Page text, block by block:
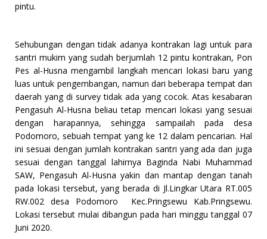
pintu.
Sehubungan dengan tidak adanya kontrakan lagi untuk para
santri mukim yang sudah berjumlah 12 pintu kontrakan, Pon
Pes al-Husna mengambil langkah mencari lokasi baru yang
luas untuk pengembangan, namun dari beberapa tempat dan
daerah yang di survey tidak ada yang cocok. Atas kesabaran
Pengasuh Al-Husna beliau tetap mencari lokasi yang sesuai
dengan harapannya, sehingga sampailah pada desa
Podomoro, sebuah tempat yang ke 12 dalam pencarian. Hal
ini sesuai dengan jumlah kontrakan santri yang ada dan juga
sesuai dengan tanggal lahirnya Baginda Nabi Muhammad
SAW, Pengasuh Al-Husna yakin dan mantap dengan tanah
pada lokasi tersebut, yang berada di Jl.Lingkar Utara RT.005
RW.002 desa Podomoro Kec.Pringsewu Kab.Pringsewu.
Lokasi tersebut mulai dibangun pada hari minggu tanggal 07
Juni 2020.